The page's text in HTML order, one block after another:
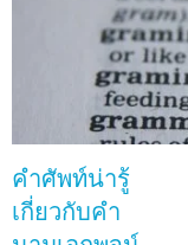
คำศัพท์น่ารู้
เกี่ยวกับคำ